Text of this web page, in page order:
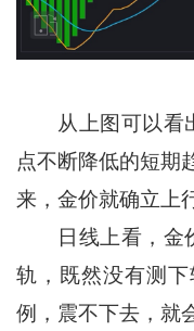
从上图可以看出
点不断降低的短期
来，金价就确立上
日线上看，金价
轨，既然没有测
例，震不下去，就